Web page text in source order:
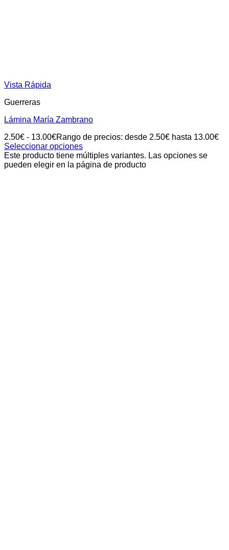
Vista Rápida
Guerreras
Lámina María Zambrano
2.50€ - 13.00€Rango de precios: desde 2.50€ hasta 13.00€
Seleccionar opciones
Este producto tiene múltiples variantes. Las opciones se
pueden elegir en la página de producto